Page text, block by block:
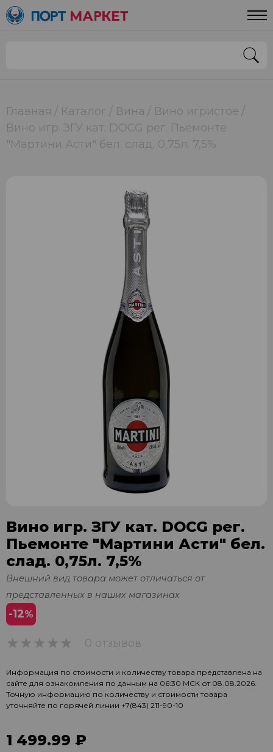
Главная Каталог Вина
Вино игристое
Вино игр. ЗГУ кат. DOCG рег. Пьемонте
"Мартини Асти" бел. слад. 0,75л. 7,5%
Вино игр. ЗГУ кат. DOCG рег.
Пьемонте "Мартини Асти" бел.
слад. 0,75л. 7,5%
Внешний вид товара может отличаться от
представленных в наших магазинах
-12%
0 отзывов
Информация по стоимости и количеству товара представлена на
сайте для ознакомления по данным на 06:30 МСК от 08.08.2026.
Точную информацию по количеству и стоимости товара
уточняйте по горячей линии +7(843) 211-90-10
1 499.99 ₽